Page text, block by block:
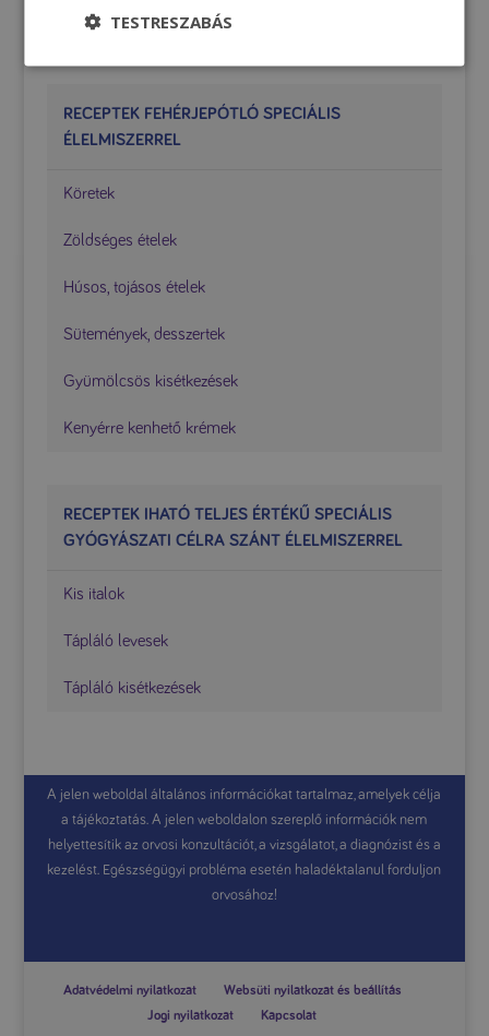
Dietetikus válaszol!
RECEPTEK FEHÉRJEPÓTLÓ SPECIÁLIS
ÉLELMISZERREL
Köretek
Zöldséges ételek
Húsos, tojásos ételek
Sütemények, desszertek
Gyümölcsös kisétkezések
Kenyérre kenhető krémek
RECEPTEK IHATÓ TELJES ÉRTÉKŰ SPECIÁLIS
GYÓGYÁSZATI CÉLRA SZÁNT ÉLELMISZERREL
Kis italok
Tápláló levesek
Tápláló kisétkezések
A jelen weboldal általános információkat tartalmaz, amelyek célja
a tájékoztatás. A jelen weboldalon szereplő információk nem
helyettesítik az orvosi konzultációt, a vizsgálatot, a diagnózist és a
kezelést. Egészségügyi probléma esetén haladéktalanul forduljon
orvosához!
Adatvédelmi nyilatkozat
Websüti nyilatkozat és beállítás
Jogi nyilatkozat
Kapcsolat
TESTRESZABÁS